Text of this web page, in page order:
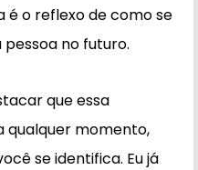
é o reflexo de como se
no futuro.
que essa
qualquer momento,
se identifica. Eu já